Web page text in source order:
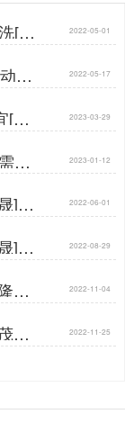
[隆 2022-05-01
清 2022-05-17
[隆 2023-03-29
定 2023-01-12
]… 2022-06-01
]… 2022-08-29
茂 2022-11-04
鑫 2022-11-25